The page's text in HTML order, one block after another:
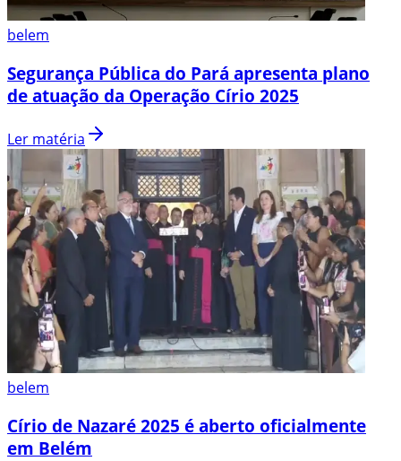
belem
Segurança Pública do Pará apresenta plano
de atuação da Operação Círio 2025
Ler matéria
belem
Círio de Nazaré 2025 é aberto oficialmente
em Belém